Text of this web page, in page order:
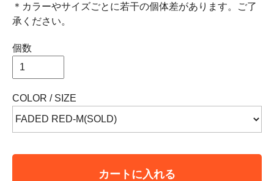
＊カラーやサイズごとに若干の個体差があります。ご了
承ください。
個数
COLOR / SIZE
カートに入れる